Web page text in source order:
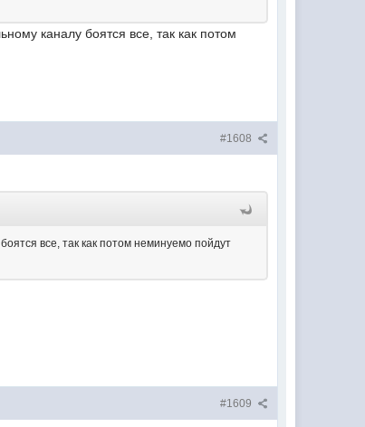
каналу боятся все, так как потом
#1608
все, так как потом неминуемо пойдут
#1609